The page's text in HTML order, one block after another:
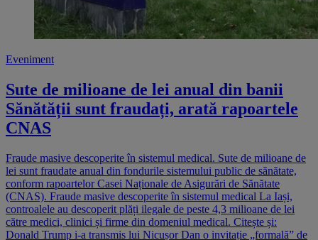
Eveniment
Sute de milioane de lei anual din banii
Sănătății sunt fraudați, arată rapoartele
CNAS
Fraude masive descoperite în sistemul medical. Sute de milioane de
lei sunt fraudate anual din fondurile sistemului public de sănătate,
conform rapoartelor Casei Naționale de Asigurări de Sănătate
(CNAS). Fraude masive descoperite în sistemul medical La Iași,
controalele au descoperit plăți ilegale de peste 4,3 milioane de lei
către medici, clinici și firme din domeniul medical. Citește și:
Donald Trump i-a transmis lui Nicușor Dan o invitație „formală” de